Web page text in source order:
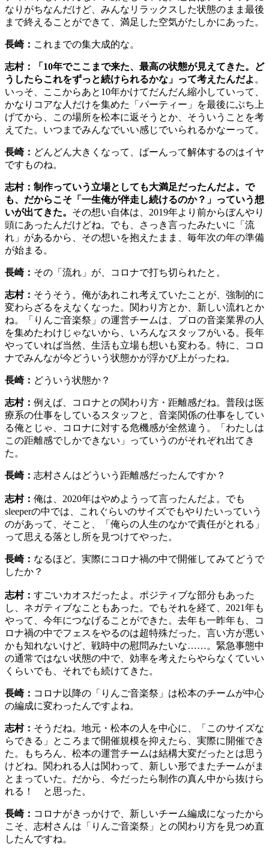
なりがちなんだけど、みんなリラックスした状態のまま最後
まで終えることができて、満足した空気がたしかにあった。
長崎： これまでの集大成的な。
志村：「10年でここまで来た、最高の状態が見えてきた。ど
うしたらこれをずっと続けられるかな」って考えたんだよ 。
いっそ、ここからあと10年かけてだんだん縮小していって、
かなりコアな人だけを集めた「パーティー」を最後にぶち上
げてから、この場所を松本に返そうとか、そういうことを考
えてた。いつまでみんなでいい感じでいられるかなーって。
長崎： どんどん大きくなって、ばーんって解体するのはイヤ
ですものね。
志村：制作っていう立場としても大満足だったんだよ。で
も、だからこそ「一生俺が伴走し続けるのか？」っていう想
いが出てきた。 その想い自体は、2019年より前からぼんやり
頭にあったんだけどね。でも、さっき言ったみたいに「流
れ」があるから、その想いを抱えたまま、毎年次の年の準備
が始まる。
長崎： その「流れ」が、コロナで打ち切られたと。
志村： そうそう。俺があれこれ考えていたことが、強制的に
変わらざるをえなくなった。関わり方とか、新しい流れとか
ね。「りんご音楽祭」の運営チームは、プロの音楽業界の人
を集めたわけじゃないから、いろんなスタッフがいる。長年
やっていれば当然、生活も立場も想いも変わる。特に、コロ
ナでみんなが今どういう状態かが浮かび上がったね。
長崎： どういう状態か？
志村： 例えば、コロナとの関わり方・距離感だね。普段は医
療系の仕事をしているスタッフと、音楽関係の仕事をしてい
る俺とじゃ、コロナに対する危機感が全然違う。「わたしは
この距離感でしかできない」っていうのがそれぞれ出てき
た。
長崎： 志村さんはどういう距離感だったんですか？
志村： 俺は、2020年はやめようって言ったんだよ。でも
sleeperの中では、これぐらいのサイズでもやりたいっていう
のがあって、そこと、「俺らの人生のなかで責任がとれる」
って思える落とし所を見つけてやった。
長崎： なるほど。実際にコロナ禍の中で開催してみてどうで
したか？
志村： すごいカオスだったよ。ポジティブな部分もあった
し、ネガティブなこともあった。でもそれを経て、2021年も
やって、今年につなげることができた。去年も一昨年も、コ
ロナ禍の中でフェスをやるのは超特殊だった。言い方が悪い
かも知れないけど、戦時中の慰問みたいな……。緊急事態中
の通常ではない状態の中で、効率を考えたらやらなくていい
くらいでも、それでも続けてきた。
長崎： コロナ以降の「りんご音楽祭」は松本のチームが中心
の編成に変わったんですよね。
志村： そうだね。地元・松本の人を中心に、「このサイズな
らできる」ところまで開催規模を抑えたら、実際に開催でき
た。もちろん、松本の運営チームは結構大変だったとは思う
けどね。関われる人は関わって、新しい形でまたチームがま
とまっていた。だから、今だったら制作の真ん中から抜けら
れる！ と思った。
長崎： コロナがきっかけで、新しいチーム編成になったから
こそ、志村さんは「りんご音楽祭」との関わり方を見つめ直
したんですね。